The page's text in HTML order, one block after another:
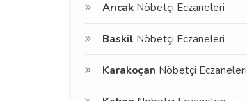
Arıcak Nöbetçi Eczaneleri
Baskil Nöbetçi Eczaneleri
Karakoçan Nöbetçi Eczaneleri